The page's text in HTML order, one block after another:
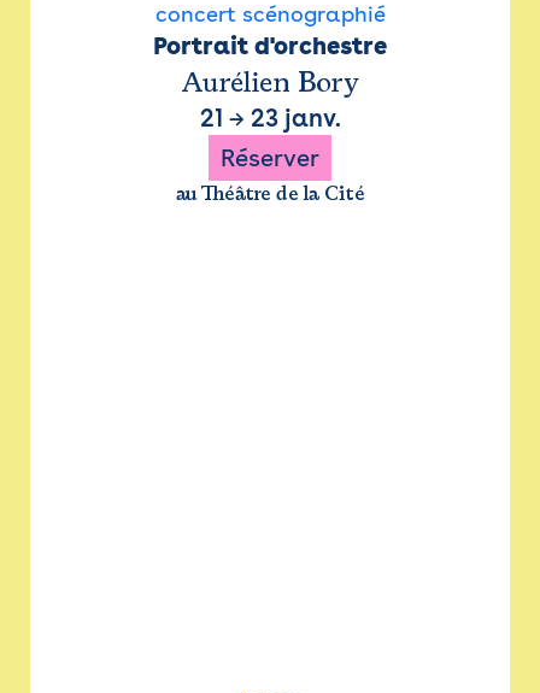
concert scénographié
Portrait d'orchestre
Aurélien Bory
21 → 23 janv.
Réserver
au Théâtre de la Cité